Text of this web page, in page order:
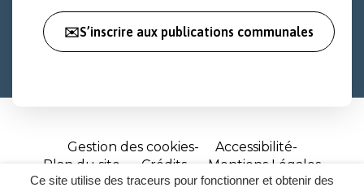
Ce site utilise des traceurs pour fonctionner et obtenir des
✉️S’inscrire aux publications communales
Gestion des cookies
Accessibilité
Plan du site
Crédits
Mentions Légales